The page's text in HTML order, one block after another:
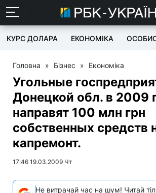
КУРС ДОЛАРА ЕКОНОМІКА
Головна » Бізнес » Економіка
Угольные
Донецкой обл. в 2009
направят 100 млн грн
собственных средств
капремонт.
17:46 19.03.2009 Чт
Не витрачай час на шум! Читай